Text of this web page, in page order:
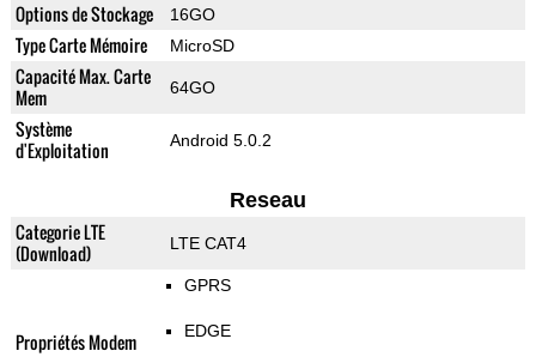
Options de Stockage 16GO
Type Carte Mémoire MicroSD
Capacité Max. Carte
Mem
64GO
Système
d'Exploitation
Android 5.0.2
Reseau
Categorie LTE
(Download)
LTE CAT4
Propriétés Modem
GPRS
EDGE